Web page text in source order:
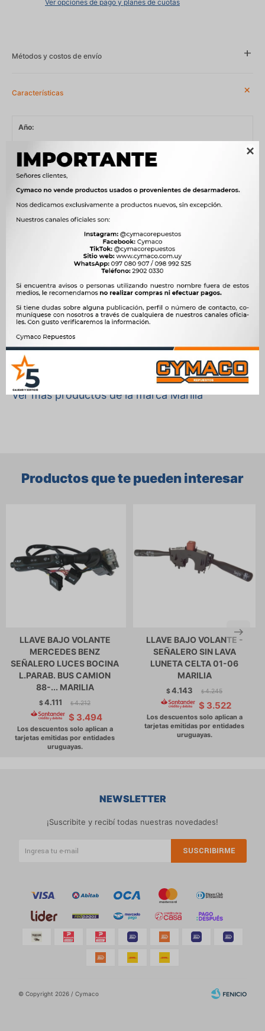

Ver opciones de pago y planes de cuotas
Métodos y costos de envío
Características
Año
2009 - 2017, 2012 - 2018, 2014 - 2018, 2015 - 2018
Modelo SERIE 17, SERIE 19
5.9 D CUMMINS 6BTAA DIESEL, 6.9 D 256cv MAN D08 36 260
DIESEL, 6.9 D 275cv MAN D08 36 280 DIESEL, 7.2 TD 222-326hp
MWM 6.12 TCE DIESEL, 8.3 220cv CUMMINS INTERACT 6 ISBE 220
P5 DIESEL, 8.3 D 320cv CUMMINS ISCE 6 320 P5 DIESEL, 8.3 TD
CUMMINS 6CTAA DIESEL, 8.9 D 330-420cv CUMMINS ISL 8.9
OEM MG01-06042, 2R2953513, IM12086
Ver mas productos de la marca Marilia
Productos que te pueden interesar
LLAVE BAJO VOLANTE
MERCEDES BENZ
SEÑALERO LUCES BOCINA
L.PARAB. BUS CAMION
88-... MARILIA
$4.111 $ 4.212
$ 3.494
LLAVE BAJO VOLANTE -
SEÑALERO SIN LAVA
LUNETA CELTA 01-06
MARILIA
$4.143 $ 4.245
$ 3.522
NEWSLETTER
¡Suscribite y recibí todas nuestras novedades!
SUSCRIBIRME
© Copyright 2026 / Cymaco